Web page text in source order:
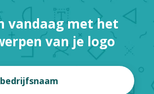
vandaag met het
van je logo